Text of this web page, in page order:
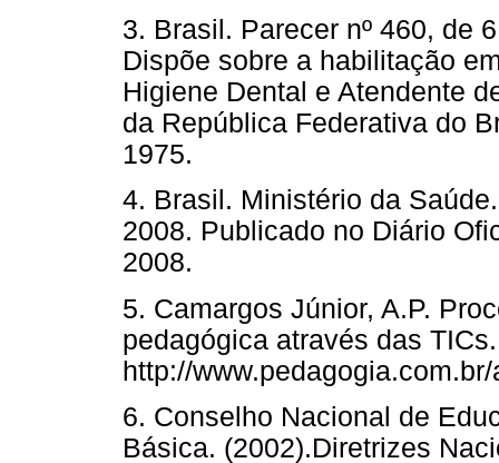
3. Brasil. Parecer nº 460, de
Dispõe sobre a habilitação
Higiene Dental e Atendente
da República Federativa do
1975.
4. Brasil. Ministério da
2008. Publicado no Diário
2008.
5. Camargos Júnior, A.P.
pedagógica através das TICs.
http://
6. Conselho Nacional de
Básica. (2002).Diretrizes